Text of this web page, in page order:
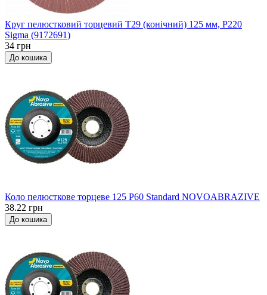
Круг пелюстковий торцевий Т29 (конічний) 125 мм, P220
Sigma (9172691)
34 грн
До кошика
Коло пелюсткове торцеве 125 P60 Standard NOVOABRAZIVE
38.22 грн
До кошика